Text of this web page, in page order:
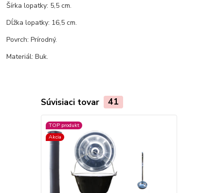
Šírka lopatky: 5,5 cm.
Dĺžka lopatky: 16,5 cm.
Povrch: Prírodný.
Materiál: Buk.
Súvisiaci tovar 41
TOP produkt
Akcia